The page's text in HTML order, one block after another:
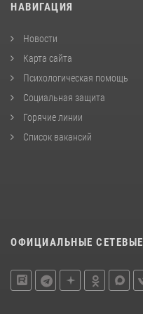
НАВИГАЦИЯ
Новости
Карта сайта
Психологическая помощь
Социальная защита
Горячие линии
Список вакансий
ОФИЦИАЛЬНЫЕ